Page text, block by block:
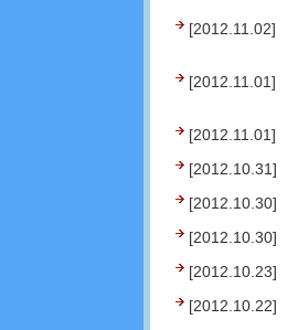
[2012.11.02]
[2012.11.01]
[2012.11.01]
[2012.10.31]
[2012.10.30]
[2012.10.30]
[2012.10.23]
[2012.10.22]